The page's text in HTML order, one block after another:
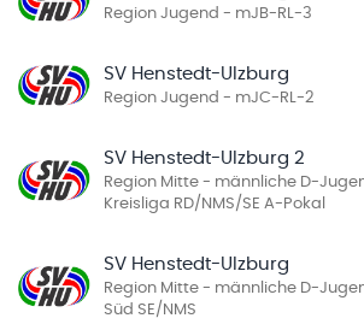
Region Jugend - mJB-RL-3
SV Henstedt-Ulzburg
Region Jugend - mJC-RL-2
SV Henstedt-Ulzburg 2
Region Mitte - männliche D-
Kreisliga RD/NMS/SE A-Pokal
SV Henstedt-Ulzburg
Region Mitte - männliche D-
Süd SE/NMS